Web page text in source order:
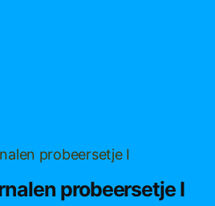
probeersetje I